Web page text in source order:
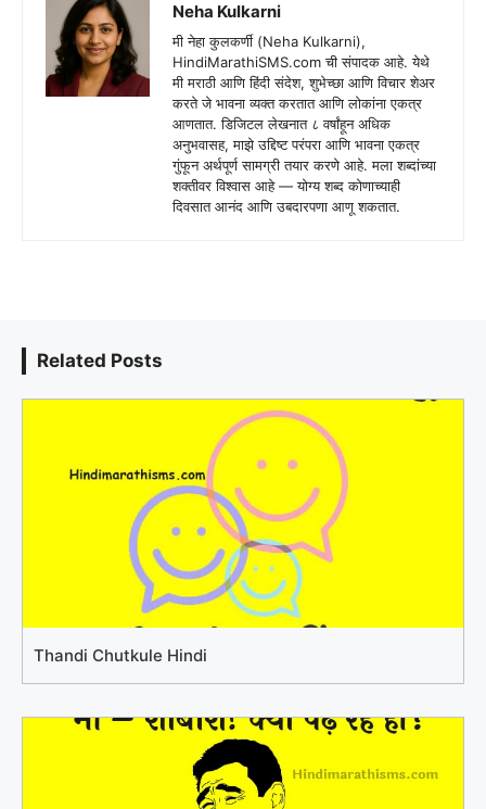
Neha Kulkarni
मी नेहा कुलकर्णी (Neha Kulkarni),
HindiMarathiSMS.com ची संपादक आहे. येथे
मी मराठी आणि हिंदी संदेश, शुभेच्छा आणि विचार शेअर
करते जे भावना व्यक्त करतात आणि लोकांना एकत्र
आणतात. डिजिटल लेखनात ८ वर्षांहून अधिक
अनुभवासह, माझे उद्दिष्ट परंपरा आणि भावना एकत्र
गुंफून अर्थपूर्ण सामग्री तयार करणे आहे. मला शब्दांच्या
शक्तीवर विश्वास आहे — योग्य शब्द कोणाच्याही
दिवसात आनंद आणि उबदारपणा आणू शकतात.
Related Posts
Thandi Chutkule Hindi